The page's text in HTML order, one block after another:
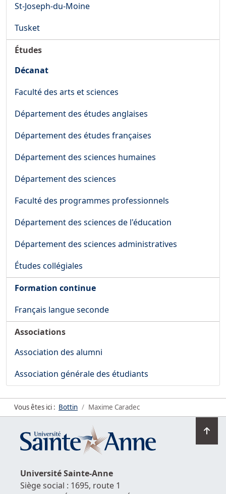
St-Joseph-du-Moine
Tusket
Études
Décanat
Faculté des arts et sciences
Département des études anglaises
Département des études françaises
Département des sciences humaines
Département des sciences
Faculté des programmes professionnels
Département des sciences de l'éducation
Département des sciences administratives
Études collégiales
Formation continue
Français langue seconde
Associations
Association des alumni
Association générale des étudiants
Vous êtes ici : Bottin Maxime Caradec
en
UniversitéSainte-Anne
Siège social : 1695, route 1